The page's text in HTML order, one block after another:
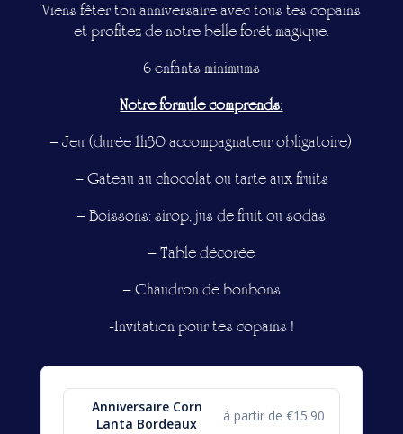
Viens fêter ton anniversaire avec tous tes copains
et profitez de notre belle forêt magique.
6 enfants minimums
Notre formule comprends:
– Jeu (durée 1h30 accompagnateur obligatoire)
– Gateau au chocolat ou tarte aux fruits
– Boissons: sirop, jus de fruit ou sodas
– Table décorée
– Chaudron de bonbons
-Invitation pour tes copains !
Anniversaire Corn
Lanta Bordeaux
à partir de €15.90